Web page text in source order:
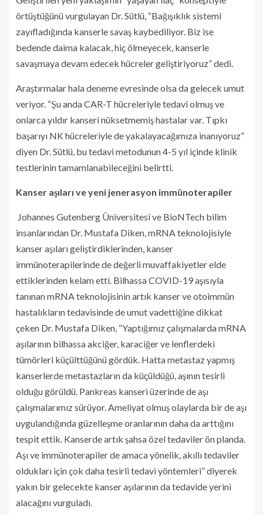
örtüştüğünü vurgulayan Dr. Sütlü, “Bağışıklık sistemi
zayıfladığında kanserle savaş kaybediliyor. Biz ise
bedende daima kalacak, hiç ölmeyecek, kanserle
savaşmaya devam edecek hücreler geliştiriyoruz” dedi.
Araştırmalar hala deneme evresinde olsa da gelecek umut
veriyor. “Şu anda CAR-T hücreleriyle tedavi olmuş ve
onlarca yıldır kanseri nüksetmemiş hastalar var. Tıpkı
başarıyı NK hücreleriyle de yakalayacağımıza inanıyoruz”
diyen Dr. Sütlü, bu tedavi metodunun 4-5 yıl içinde klinik
testlerinin tamamlanabileceğini belirtti.
Kanser aşıları ve yeni jenerasyon immünoterapiler
Johannes Gutenberg Üniversitesi ve BioNTech bilim
insanlarından Dr. Mustafa Diken, mRNA teknolojisiyle
kanser aşıları geliştirdiklerinden, kanser
immünoterapilerinde de değerli muvaffakiyetler elde
ettiklerinden kelam etti. Bilhassa COVID-19 aşısıyla
tanınan mRNA teknolojisinin artık kanser ve otoimmün
hastalıkların tedavisinde de umut vadettiğine dikkat
çeken Dr. Mustafa Diken, “Yaptığımız çalışmalarda mRNA
aşılarının bilhassa akciğer, karaciğer ve lenflerdeki
tümörleri küçülttüğünü gördük. Hatta metastaz yapmış
kanserlerde metastazların da küçüldüğü, aşının tesirli
olduğu görüldü. Pankreas kanseri üzerinde de aşı
çalışmalarımız sürüyor. Ameliyat olmuş olaylarda bir de aşı
uygulandığında güzelleşme oranlarının daha da arttığını
tespit ettik. Kanserde artık şahsa özel tedaviler ön planda.
Aşı ve immünoterapiler de amaca yönelik, akıllı tedaviler
oldukları için çok daha tesirli tedavi yöntemleri” diyerek
yakın bir gelecekte kanser aşılarının da tedavide yerini
alacağını vurguladı.